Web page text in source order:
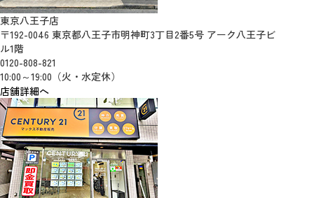
東京八王子店
〒192-0046 東京都八王子市明神町3丁目2番5号 アーク八王子ビ
ル1階
0120-808-821
10:00～19:00（火・水定休）
店舗詳細へ